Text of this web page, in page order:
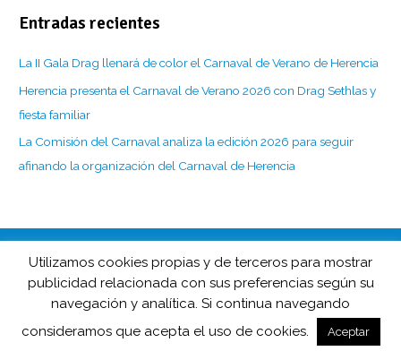
Entradas recientes
La II Gala Drag llenará de color el Carnaval de Verano de Herencia
Herencia presenta el Carnaval de Verano 2026 con Drag Sethlas y
fiesta familiar
La Comisión del Carnaval analiza la edición 2026 para seguir
afinando la organización del Carnaval de Herencia
CarnavaldeHerencia.es es la web de información de esta popular
fiesta manchega desarrollada por
Barco de Colegas y D.O. Carnaval de Herencia en colaboración
conHerencia.net.
Utilizamos cookies propias y de terceros para mostrar
publicidad relacionada con sus preferencias según su
navegación y analítica. Si continua navegando
consideramos que acepta el uso de cookies.
Aceptar